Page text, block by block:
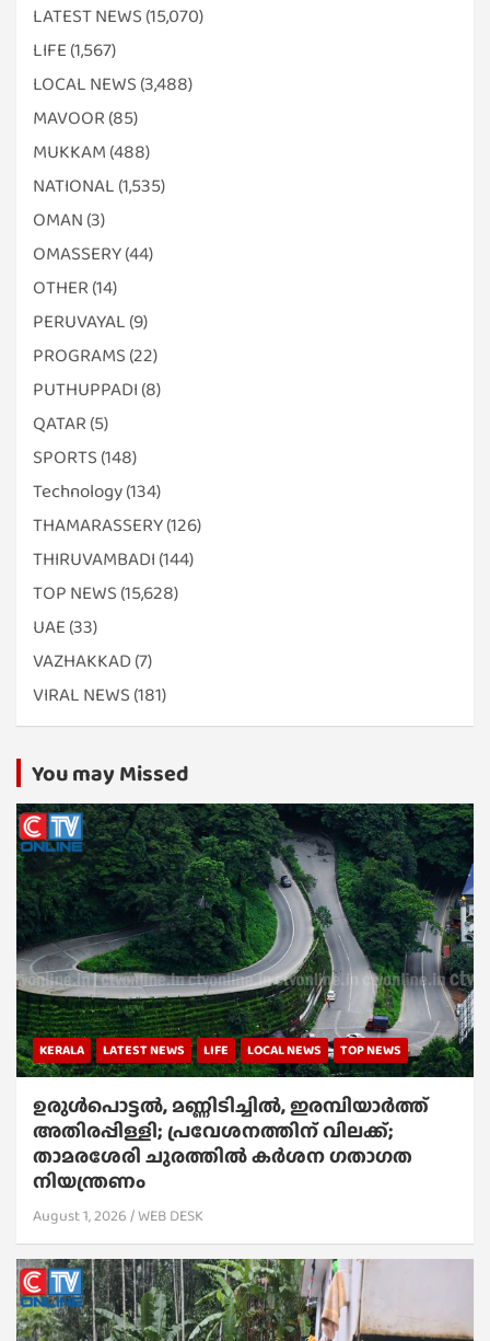
LATEST NEWS (15,070)
LIFE (1,567)
LOCAL NEWS (3,488)
MAVOOR (85)
MUKKAM (488)
NATIONAL (1,535)
OMAN (3)
OMASSERY(44)
OTHER (14)
PERUVAYAL (9)
PROGRAMS (22)
PUTHUPPADI (8)
QATAR (5)
SPORTS (148)
Technology(134)
THAMARASSERY(126)
THIRUVAMBADI (144)
TOP NEWS (15,628)
UAE (33)
VAZHAKKAD(7)
VIRAL NEWS (181)
You may Missed
KERALA LATEST NEWS LIFE LOCAL NEWS TOP NEWS
ഉരുൾപൊട്ടൽ, മണ്ണിടിച്ചിൽ, ഇരമ്പിയാര്‍ത്ത്
അതിരപ്പിള്ളി; പ്രവേശനത്തിന് വിലക്ക്;
താമരശേരി ചുരത്തില്‍ കര്‍ശന ഗതാഗത
നിയന്ത്രണം
August 1, 2026 WEB DESK